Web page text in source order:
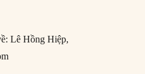
Lê Hồng Hiệp,